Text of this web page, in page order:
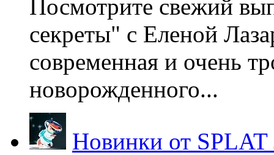
Посмотрите свежий
секреты" с Еленой
современная и очень
новорожденного...
Новинки от